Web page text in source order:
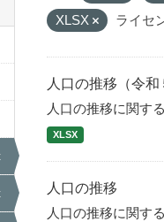
XLSX
ライセ
人口の推移（令和
人口の推移に関す
XLSX
人口の推移
人口の推移に関す